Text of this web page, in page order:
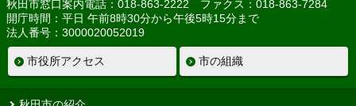
秋田市窓口案内電話：018-863-2222 ファクス：018-863-7284
開庁時間：平日 午前8時30分から午後5時15分まで
法人番号：3000020052019
市役所アクセス 市の組織